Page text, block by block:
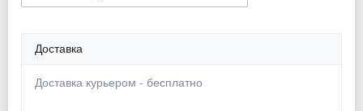
Доставка
Доставка курьером - бесплатно